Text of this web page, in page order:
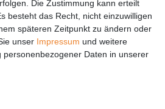
Die Zustimmung kann erteilt
besteht das Recht, nicht einzuwilligen
späteren Zeitpunkt zu ändern oder
unser Impressum und weitere
personenbezogener Daten in unserer